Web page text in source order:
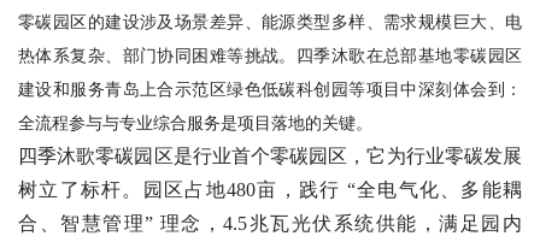
零碳园区的建设涉及场景差异、能源类型多样、需求规模巨大、电
热体系复杂、部门协同困难等挑战。四季沐歌在总部基地零碳园区
建设和服务青岛上合示范区绿色低碳科创园等项目中深刻体会到：
全流程参与与专业综合服务是项目落地的关键。
四季沐歌零碳园区是行业首个零碳园区，它为行业零碳发展
树立了标杆。园区占地480亩，践行 “全电气化、多能耦
合、智慧管理” 理念，4.5兆瓦光伏系统供能，满足园内